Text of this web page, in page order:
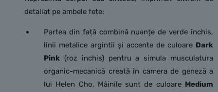
detaliat pe ambele fețe:
Partea din față combină nuanțe de verde închis,
linii metalice argintii și accente de culoare Dark
Pink (roz închis) pentru a simula musculatura
organic-mecanică creată în camera de geneză a
lui Helen Cho. Mâinile sunt de culoare Medium